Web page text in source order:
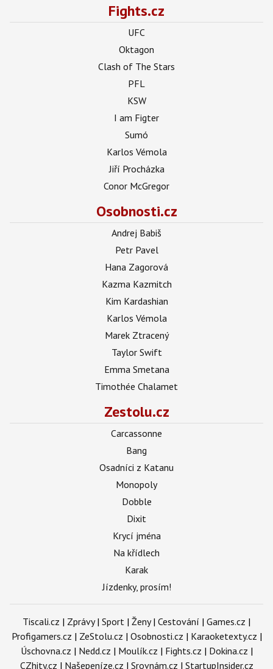
Fights.cz
UFC
Oktagon
Clash of The Stars
PFL
KSW
I am Figter
Sumó
Karlos Vémola
Jiří Procházka
Conor McGregor
Osobnosti.cz
Andrej Babiš
Petr Pavel
Hana Zagorová
Kazma Kazmitch
Kim Kardashian
Karlos Vémola
Marek Ztracený
Taylor Swift
Emma Smetana
Timothée Chalamet
Zestolu.cz
Carcassonne
Bang
Osadníci z Katanu
Monopoly
Dobble
Dixit
Krycí jména
Na křídlech
Karak
Jízdenky, prosím!
Tiscali.cz | Zprávy| Sport | Ženy| Cestování | Games.cz |
Profigamers.cz | ZeStolu.cz | Osobnosti.cz | Karaoketexty.cz |
Úschovna.cz | Nedd.cz | Moulík.cz | Fights.cz | Dokina.cz |
CZhity.cz | Našepeníze.cz | Srovnám.cz | StartupInsider.cz